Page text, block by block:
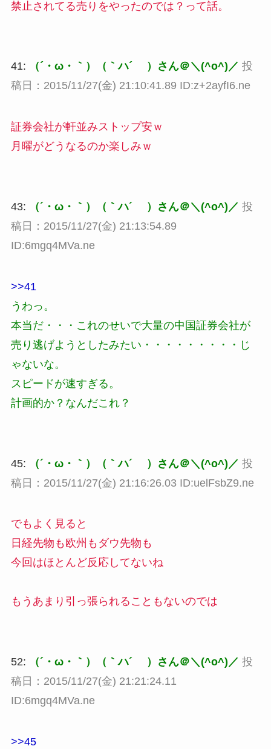
禁止されてる売りをやったのでは？って話。
41: （´・ω・｀）（｀ハ´ ）さん＠＼(^o^)／ 投
稿日：2015/11/27(金) 21:10:41.89 ID:z+2ayfI6.ne
証券会社が軒並みストップ安ｗ
月曜がどうなるのか楽しみｗ
43: （´・ω・｀）（｀ハ´ ）さん＠＼(^o^)／ 投
稿日：2015/11/27(金) 21:13:54.89
ID:6mgq4MVa.ne
>>41
うわっ。
本当だ・・・これのせいで大量の中国証券会社が
売り逃げようとしたみたい・・・・・・・・・じ
ゃないな。
スピードが速すぎる。
計画的か？なんだこれ？
45: （´・ω・｀）（｀ハ´ ）さん＠＼(^o^)／ 投
稿日：2015/11/27(金) 21:16:26.03 ID:uelFsbZ9.ne
でもよく見ると
日経先物も欧州もダウ先物も
今回はほとんど反応してないね
もうあまり引っ張られることもないのでは
52: （´・ω・｀）（｀ハ´ ）さん＠＼(^o^)／ 投
稿日：2015/11/27(金) 21:21:24.11
ID:6mgq4MVa.ne
>>45